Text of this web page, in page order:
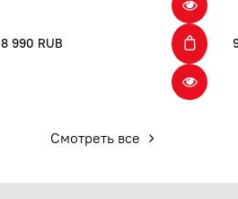
8 990 RUB
Смотреть все